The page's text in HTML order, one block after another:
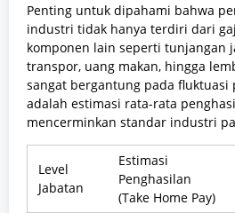
Penting untuk dipahami bahwa
industri tidak hanya terdiri dari
komponen lain seperti tunjangan
transpor, uang makan, hingga
sangat bergantung pada fluktuasi
adalah estimasi rata-rata
mencerminkan standar industri
Level
Jabatan
Estimasi
Penghasilan
(Take Home Pay)